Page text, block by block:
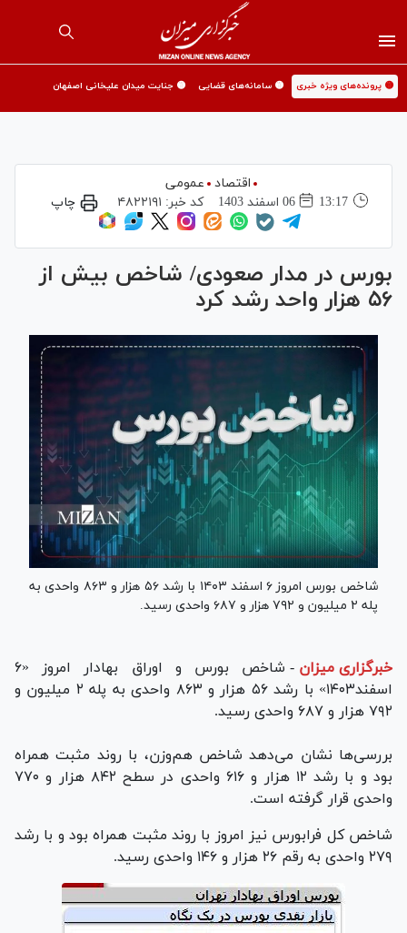
🟡 پرونده‌های ویژه خبری 🟡 سامانه‌های قضایی 🟡 جنایت میدان علیخانی اصفهان
اقتصاد
عمومی
13:17
06 اسفند 1403 کد خبر: ۴۸۲۲۱۹۱ چاپ
بورس در مدار صعودی/ شاخص بیش از
۵۶ هزار واحد رشد کرد
شاخص بورس امروز ۶ اسفند ۱۴۰۳ با رشد ۵۶ هزار و ۸۶۳ واحدی به
پله ۲ میلیون و ۷۹۲ هزار و ۶۸۷ واحدی رسید.
خبرگزاری میزان -
شاخص بورس و اوراق بهادار امروز «۶
اسفند۱۴۰۳» با رشد ۵۶ هزار و ۸۶۳ واحدی به پله ۲ میلیون و
۷۹۲ هزار و ۶۸۷ واحدی رسید.
بررسی‌ها نشان می‌دهد شاخص هم‌وزن، با روند مثبت همراه
بود و با رشد ۱۲ هزار و ۶۱۶ واحدی در سطح ۸۴۲ هزار و ۷۷۰
واحدی قرار گرفته است.
شاخص کل فرابورس نیز امروز با روند مثبت همراه بود و با رشد
۲۷۹ واحدی به رقم ۲۶ هزار و ۱۴۶ واحدی رسید.